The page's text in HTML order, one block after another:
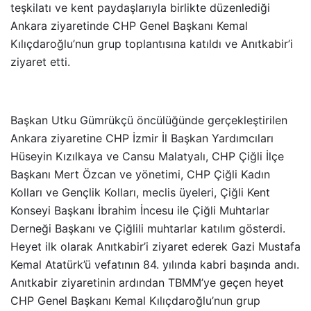
teşkilatı ve kent paydaşlarıyla birlikte düzenlediği
Ankara ziyaretinde CHP Genel Başkanı Kemal
Kılıçdaroğlu’nun grup toplantısına katıldı ve Anıtkabir’i
ziyaret etti.
Başkan Utku Gümrükçü öncülüğünde gerçekleştirilen
Ankara ziyaretine CHP İzmir İl Başkan Yardımcıları
Hüseyin Kızılkaya ve Cansu Malatyalı, CHP Çiğli İlçe
Başkanı Mert Özcan ve yönetimi, CHP Çiğli Kadın
Kolları ve Gençlik Kolları, meclis üyeleri, Çiğli Kent
Konseyi Başkanı İbrahim İncesu ile Çiğli Muhtarlar
Derneği Başkanı ve Çiğlili muhtarlar katılım gösterdi.
Heyet ilk olarak Anıtkabir’i ziyaret ederek Gazi Mustafa
Kemal Atatürk’ü vefatının 84. yılında kabri başında andı.
Anıtkabir ziyaretinin ardından TBMM’ye geçen heyet
CHP Genel Başkanı Kemal Kılıçdaroğlu’nun grup